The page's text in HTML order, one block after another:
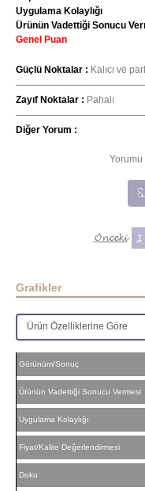
Uygulama Kolaylığı
Ürünün Vadettiği Sonucu
Genel Puan
Güçlü Noktalar : Kalıcı ve
Zayıf Noktalar : Pahalı
Diğer Yorum :
Yorumu
Önceki 1
Grafikler
Görünüm/Sonuç
Ürünün Vadettiği Sonucu Vermesi
Uygulama Kolaylığı
Fiyat/Kalite Değerlendirmesi
Doku